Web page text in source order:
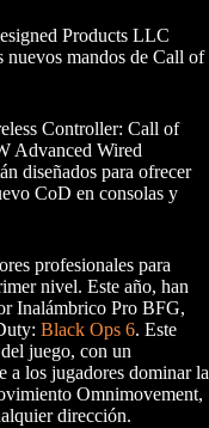
Products LLC
nuevos mandos de Call of
Controller: Call of
Advanced Wired
diseñados para ofrecer
CoD en consolas y
profesionales para
nivel. Este año, han
Inalámbrico Pro BFG,
Black Ops 6. Este
juego, con un
a los jugadores dominar la
Omnimovement,
dirección.